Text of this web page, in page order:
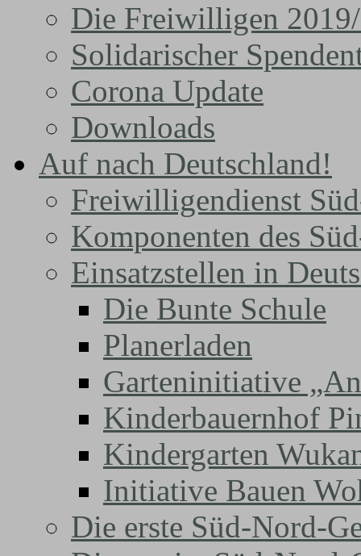
Die Freiwilligen
Solidarischer
Corona Update
Downloads
Auf nach Deutschland!
Freiwilligendienst
Komponenten des
Einsatzstellen in
Die Bunte Schule
Planerladen
Garteninitiative
Kinderbauernhof
Kindergarten
Initiative Bauen
Die erste Süd-Nord-